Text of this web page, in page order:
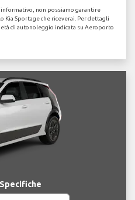
informativo, non possiamo garantire
Kia Sportage che riceverai. Per dettagli
di autonoleggio indicata su Aeroporto